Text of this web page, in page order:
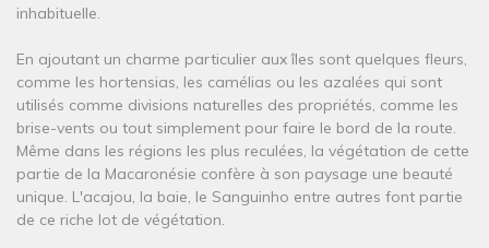
inhabituelle.
En ajoutant un charme particulier aux îles sont quelques fleurs,
comme les hortensias, les camélias ou les azalées qui sont
utilisés comme divisions naturelles des propriétés, comme les
brise-vents ou tout simplement pour faire le bord de la route.
Même dans les régions les plus reculées, la végétation de cette
partie de la Macaronésie confère à son paysage une beauté
unique. L'acajou, la baie, le Sanguinho entre autres font partie
de ce riche lot de végétation.